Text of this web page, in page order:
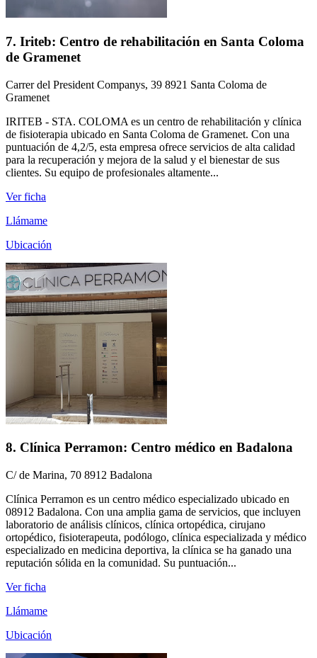
7. Iriteb: Centro de rehabilitación en Santa Coloma
de Gramenet
Carrer del President Companys, 39 8921 Santa Coloma de
Gramenet
IRITEB - STA. COLOMA es un centro de rehabilitación y clínica
de fisioterapia ubicado en Santa Coloma de Gramenet. Con una
puntuación de 4,2/5, esta empresa ofrece servicios de alta calidad
para la recuperación y mejora de la salud y el bienestar de sus
clientes. Su equipo de profesionales altamente...
Ver ficha
Llámame
Ubicación
8. Clínica Perramon: Centro médico en Badalona
C/ de Marina, 70 8912 Badalona
Clínica Perramon es un centro médico especializado ubicado en
08912 Badalona. Con una amplia gama de servicios, que incluyen
laboratorio de análisis clínicos, clínica ortopédica, cirujano
ortopédico, fisioterapeuta, podólogo, clínica especializada y médico
especializado en medicina deportiva, la clínica se ha ganado una
reputación sólida en la comunidad. Su puntuación...
Ver ficha
Llámame
Ubicación